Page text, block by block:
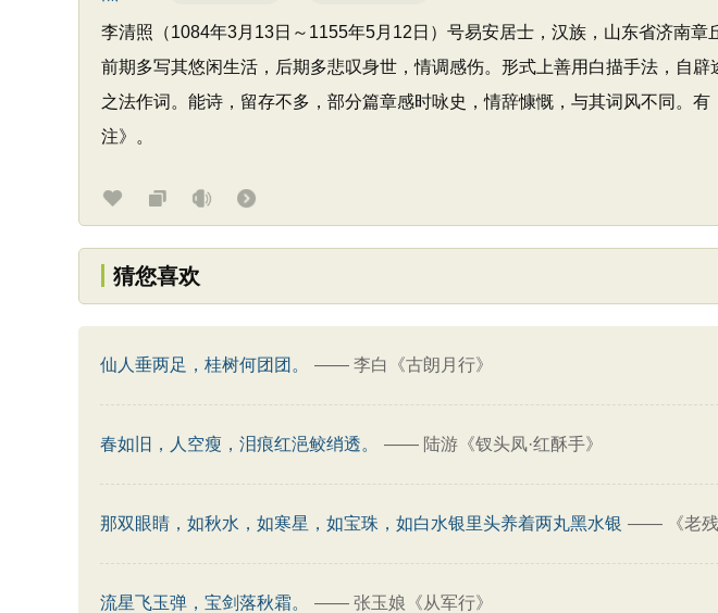
李清照（1084年3月13日～1155年5月12日）号易安居士，汉族，山东省济南章
前期多写其悠闲生活，后期多悲叹身世，情调感伤。形式上善用白描手法，自
之法作词。能诗，留存不多，部分篇章感时咏史，情辞慷慨，与其词风不同。
注》。
猜您喜欢
仙人垂两足，桂树何团团。 —— 李白《古朗月行》
春如旧，人空瘦，泪痕红浥鲛绡透。 —— 陆游《钗头凤·红酥手》
那双眼睛，如秋水，如寒星，如宝珠，如白水银里头养着两丸黑水银 —— 《老
流星飞玉弹，宝剑落秋霜。 —— 张玉娘《从军行》